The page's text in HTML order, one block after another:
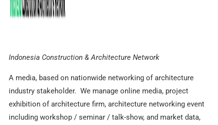
Indonesia Construction & Architecture Network
A media, based on nationwide networking of architecture
industry stakeholder. We manage online media, project
exhibition of architecture firm, architecture networking event
including workshop / seminar / talk-show, and market data,